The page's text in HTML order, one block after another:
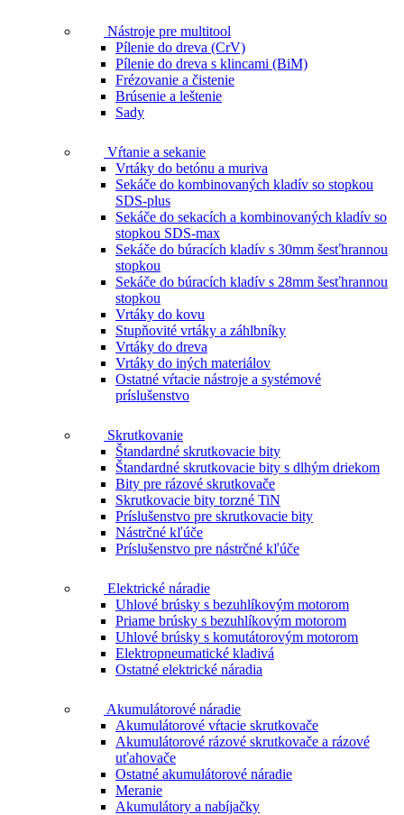
Nástroje pre multitool
Pílenie do dreva (CrV)
Pílenie do dreva s klincami (BiM)
Frézovanie a čistenie
Brúsenie a leštenie
Sady
Vŕtanie a sekanie
Vrtáky do betónu a muriva
Sekáče do kombinovaných kladív so stopkou
SDS-plus
Sekáče do sekacích a kombinovaných kladív so
stopkou SDS-max
Sekáče do búracích kladív s 30mm šesťhrannou
stopkou
Sekáče do búracích kladív s 28mm šesťhrannou
stopkou
Vrtáky do kovu
Stupňovité vrtáky a záhlbníky
Vrtáky do dreva
Vrtáky do iných materiálov
Ostatné vŕtacie nástroje a systémové
príslušenstvo
Skrutkovanie
Štandardné skrutkovacie bity
Štandardné skrutkovacie bity s dlhým driekom
Bity pre rázové skrutkovače
Skrutkovacie bity torzné TiN
Príslušenstvo pre skrutkovacie bity
Nástrčné kľúče
Príslušenstvo pre nástrčné kľúče
Elektrické náradie
Uhlové brúsky s bezuhlíkovým motorom
Priame brúsky s bezuhlíkovým motorom
Uhlové brúsky s komutátorovým motorom
Elektropneumatické kladivá
Ostatné elektrické náradia
Akumulátorové náradie
Akumulátorové vŕtacie skrutkovače
Akumulátorové rázové skrutkovače a rázové
uťahovače
Ostatné akumulátorové náradie
Meranie
Akumulátory a nabíjačky